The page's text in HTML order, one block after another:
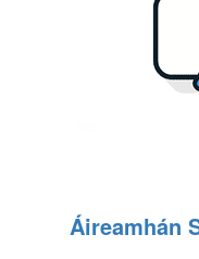
Áireamhán